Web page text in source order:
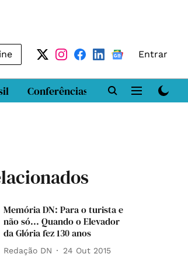
Entrar
Conferências DN LAB
Memória DN: Para o turista e
não só... Quando o Elevador
da Glória fez 130 anos
Redação DN 24 Out 2015